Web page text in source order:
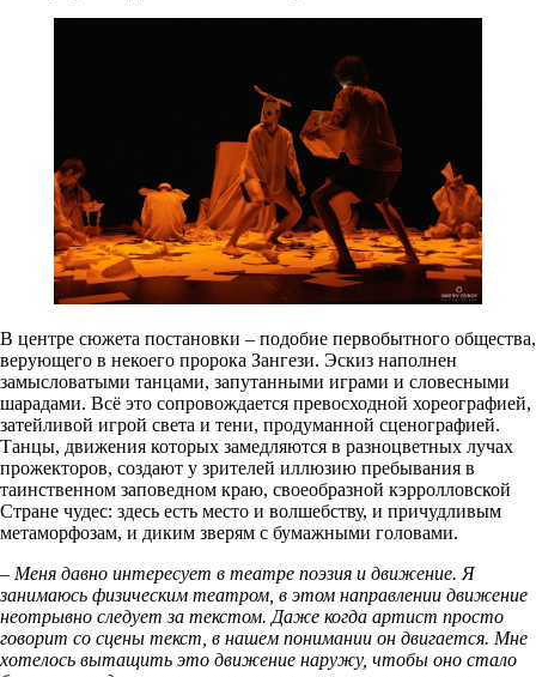
В центре сюжета постановки – подобие первобытного общества,
верующего в некоего пророка Зангези. Эскиз наполнен
замысловатыми танцами, запутанными играми и словесными
шарадами. Всё это сопровождается превосходной хореографией,
затейливой игрой света и тени, продуманной сценографией.
Танцы, движения которых замедляются в разноцветных лучах
прожекторов, создают у зрителей иллюзию пребывания в
таинственном заповедном краю, своеобразной кэрролловской
Стране чудес: здесь есть место и волшебству, и причудливым
метаморфозам, и диким зверям с бумажными головами.
– Меня давно интересует в театре поэзия и движение. Я
занимаюсь физическим театром, в этом направлении движение
неотрывно следует за текстом. Даже когда артист просто
говорит со сцены текст, в нашем понимании он двигается. Мне
хотелось вытащить это движение наружу, чтобы оно стало